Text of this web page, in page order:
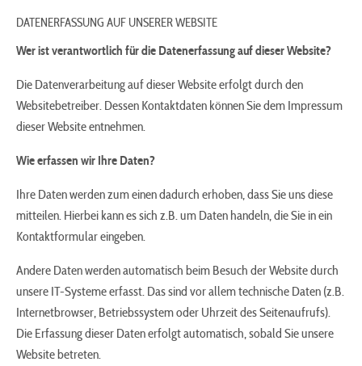
DATENERFASSUNG AUF UNSERER WEBSITE
Wer ist verantwortlich für die Datenerfassung auf dieser Website?
Die Datenverarbeitung auf dieser Website erfolgt durch den
Websitebetreiber. Dessen Kontaktdaten können Sie dem Impressum
dieser Website entnehmen.
Wie erfassen wir Ihre Daten?
Ihre Daten werden zum einen dadurch erhoben, dass Sie uns diese
mitteilen. Hierbei kann es sich z.B. um Daten handeln, die Sie in ein
Kontaktformular eingeben.
Andere Daten werden automatisch beim Besuch der Website durch
unsere IT-Systeme erfasst. Das sind vor allem technische Daten (z.B.
Internetbrowser, Betriebssystem oder Uhrzeit des Seitenaufrufs).
Die Erfassung dieser Daten erfolgt automatisch, sobald Sie unsere
Website betreten.